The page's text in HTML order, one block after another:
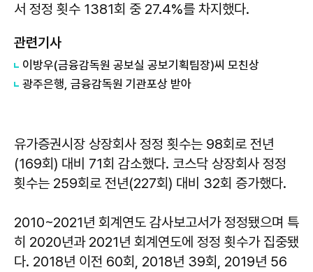
서 정정 횟수 1381회 중 27.4%를 차지했다.
관련기사
이방우(금융감독원 공보실 공보기획팀장)씨 모친상
광주은행, 금융감독원 기관포상 받아
유가증권시장 상장회사 정정 횟수는 98회로 전년
(169회) 대비 71회 감소했다. 코스닥 상장회사 정정
횟수는 259회로 전년(227회) 대비 32회 증가했다.
2010~2021년 회계연도 감사보고서가 정정됐으며 특
히 2020년과 2021년 회계연도에 정정 횟수가 집중됐
다. 2018년 이전 60회, 2018년 39회, 2019년 56